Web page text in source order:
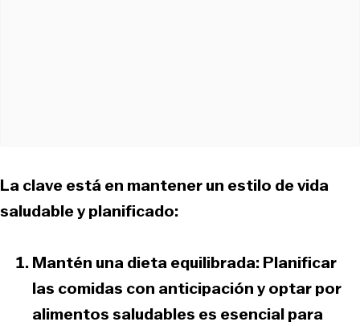
La clave está en mantener un estilo de vida
saludable y planificado:
Mantén una dieta equilibrada:Planificar
las comidas con anticipación y optar por
alimentos saludables es esencial para